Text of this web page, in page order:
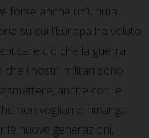
forse anche un’ultima
su cui l’Europa ha voluto
ciò che la guerra
che i nostri militari sono
anche con le
non vogliamo rimanga
le nuove generazioni,